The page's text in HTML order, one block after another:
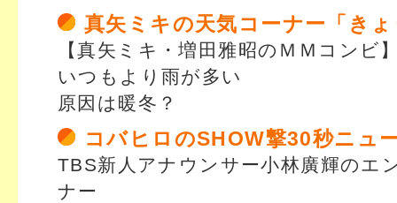
真矢ミキの天気コーナー「き
【真矢ミキ・増田雅昭のＭＭコンビ
いつもより雨が多い
原因は暖冬？
コバヒロのSHOW撃30秒ニュ
TBS新人アナウンサー小林廣輝のエ
ナー